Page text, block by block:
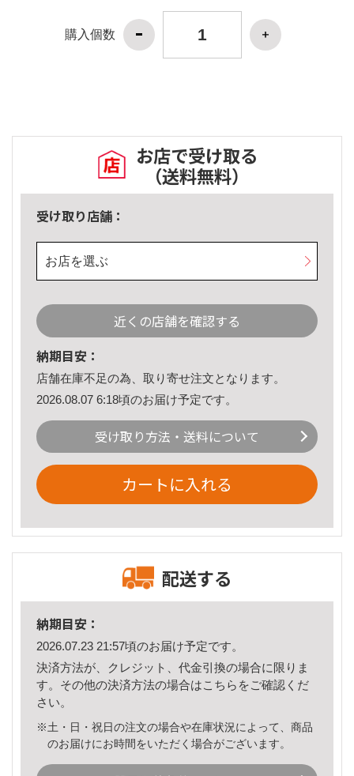
購入個数
お店で受け取る
（送料無料）
受け取り店舗：
お店を選ぶ
近くの店舗を確認する
納期目安：
店舗在庫不足の為、取り寄せ注文となります。
2026.08.07 6:18頃のお届け予定です。
受け取り方法・送料について
カートに入れる
配送する
納期目安：
2026.07.23 21:57頃のお届け予定です。
決済方法が、クレジット、代金引換の場合に限りま
す。その他の決済方法の場合はこちら をご確認くだ
さい。
※土・日・祝日の注文の場合や在庫状況によって、商品
のお届けにお時間をいただく場合がございます。